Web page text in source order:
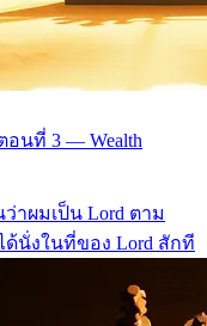
อนที่ 3 — Wealth
าผมเป็น Lord ตาม
นั่งในที่ของ Lord สักที